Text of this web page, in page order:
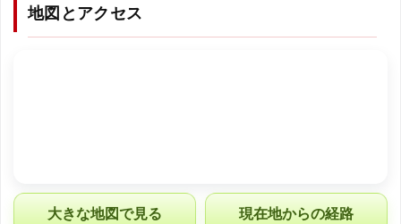
地図とアクセス
大きな地図で見る 現在地からの経路